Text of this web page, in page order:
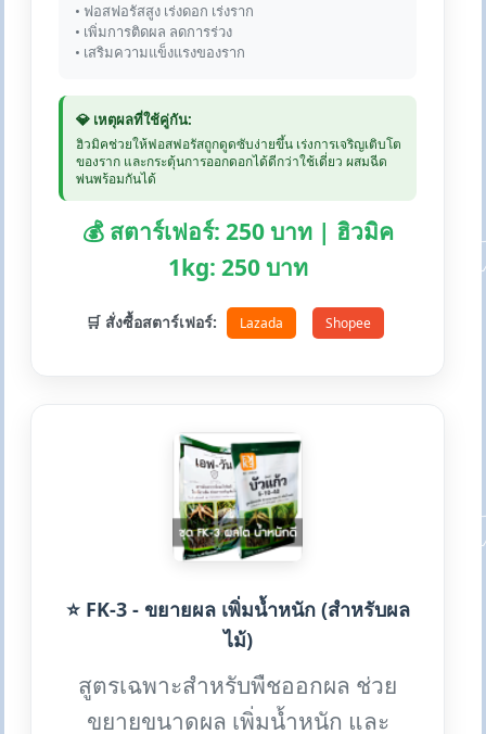
• ฟอสฟอรัสสูง เร่งดอก เร่งราก
• เพิ่มการติดผล ลดการร่วง
• เสริมความแข็งแรงของราก
💎 เหตุผลที่ใช้คู่กัน:
ฮิวมิคช่วยให้ฟอสฟอรัสถูกดูดซับง่ายขึ้น เร่งการเจริญเติบโต
ของราก และกระตุ้นการออกดอกได้ดีกว่าใช้เดี่ยว ผสมฉีด
พ่นพร้อมกันได้
💰 สตาร์เฟอร์: 250 บาท | ฮิวมิค
1kg: 250 บาท
🛒 สั่งซื้อสตาร์เฟอร์: Lazada Shopee
⭐ FK-3 - ขยายผล เพิ่มน้ำหนัก (สำหรับผล
ไม้)
สูตรเฉพาะสำหรับพืชออกผล ช่วย
ขยายขนาดผล เพิ่มน้ำหนัก และ